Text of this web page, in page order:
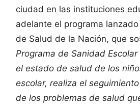
ciudad en las instituciones
adelante el programa
de Salud de la Nación, que
Programa de Sanidad Escolar
el estado de salud de los
escolar, realiza el
de los problemas de salud